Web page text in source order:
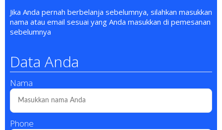
Jika Anda pernah berbelanja sebelumnya, silahkan masukkan
nama atau email sesuai yang Anda masukkan di pemesanan
sebelumnya
Data Anda
Nama
Phone